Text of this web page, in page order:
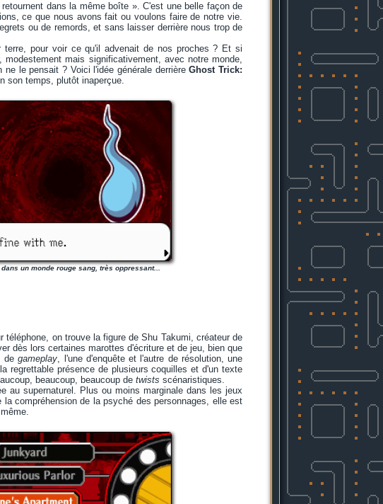
dans la même boîte ». C'est une belle façon de
ce que nous avons fait ou voulons faire de notre vie.
ou de remords, et sans laisser derrière nous trop de
pour voir ce qu'il advenait de nos proches ? Et si
mais significativement, avec notre monde,
le pensait ? Voici l'idée générale derrièreGhost Trick:
son temps, plutôt inaperçue.
un monde rouge sang, très oppressant...
téléphone, on trouve la figure de Shu Takumi, créateur de
dès lors certaines marottes d'écriture et de jeu, bien que
degameplay, l'une d'enquête et l'autre de résolution, une
regrettable présence de plusieurs coquilles et d'un texte
beaucoup, beaucoup de twists scénaristiques.
au supernaturel. Plus ou moins marginale dans les jeux
compréhension de la psyché des personnages, elle est